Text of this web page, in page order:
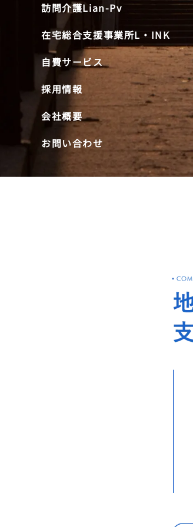
訪問介護Lian-Pv
在宅総合支援事業所L・INK
自費サービス
採用情報
会社概要
お問い合わせ